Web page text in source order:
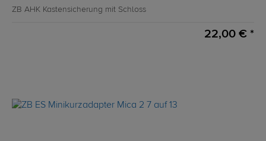
ZB AHK Kastensicherung mit Schloss
22,00 € *